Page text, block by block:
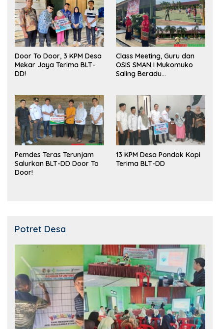
Door To Door, 3 KPM Desa
Mekar Jaya Terima BLT-
DD!
Class Meeting, Guru dan
OSIS SMAN I Mukomuko
Saling Beradu
Pemdes Teras Terunjam
Salurkan BLT-DD Door To
Door!
13 KPM Desa Pondok Kopi
Terima BLT-DD
Potret Desa